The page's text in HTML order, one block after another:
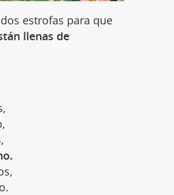
estrofas para que
llenas de